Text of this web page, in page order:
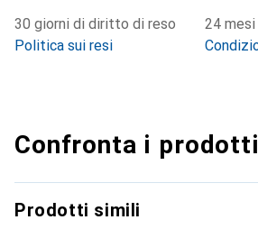
30 giorni di diritto di reso
Politica sui resi
24 mesi
Confronta i prodotti
Prodotti simili